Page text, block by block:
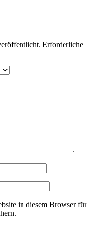
Erforderliche
in diesem Browser für